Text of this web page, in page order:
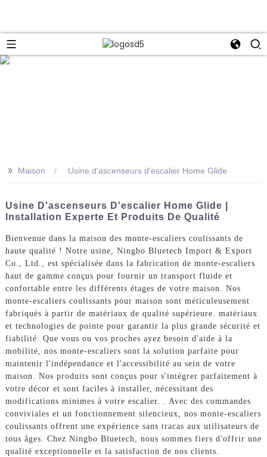
>> Maison Usine d'ascenseurs d'escalier Home Glide
Usine D'ascenseurs D'escalier Home Glide |
Installation Experte Et Produits De Qualité
Bienvenue dans la maison des monte-escaliers coulissants de
haute qualité ! Notre usine, Ningbo Bluetech Import & Export
Co., Ltd., est spécialisée dans la fabrication de monte-escaliers
haut de gamme conçus pour fournir un transport fluide et
confortable entre les différents étages de votre maison. Nos
monte-escaliers coulissants pour maison sont méticuleusement
fabriqués à partir de matériaux de qualité supérieure. matériaux
et technologies de pointe pour garantir la plus grande sécurité et
fiabilité. Que vous ou vos proches ayez besoin d'aide à la
mobilité, nos monte-escaliers sont la solution parfaite pour
maintenir l'indépendance et l'accessibilité au sein de votre
maison. Nos produits sont conçus pour s'intégrer parfaitement à
votre décor et sont faciles à installer, nécessitant des
modifications minimes à votre escalier. . Avec des commandes
conviviales et un fonctionnement silencieux, nos monte-escaliers
coulissants offrent une expérience sans tracas aux utilisateurs de
tous âges. Chez Ningbo Bluetech, nous sommes fiers d'offrir une
qualité exceptionnelle et la satisfaction de nos clients.